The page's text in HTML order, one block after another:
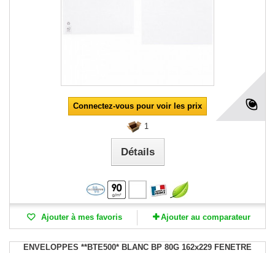
Connectez-vous pour voir les prix
1
Détails
Ajouter à mes favoris Ajouter au comparateur
ENVELOPPES **BTE500* BLANC BP 80G 162x229 FENETRE